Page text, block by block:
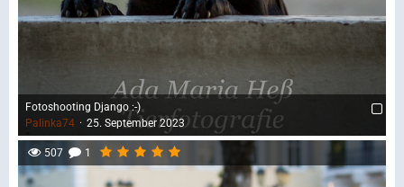
Fotoshooting Django :-)
Palinka74
25. September 2023
507 1